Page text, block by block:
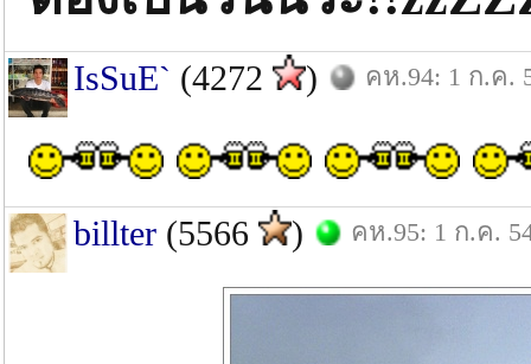
IsSuE` (4272 ) คห.94: 1 ก.ค.
billter (5566 ) คห.95: 1 ก.ค.